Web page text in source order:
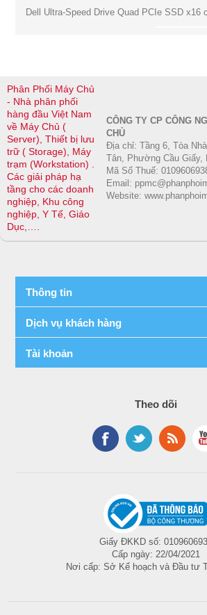
Dell Ultra-Speed Drive Quad PCIe SSD x16
Phân Phối Máy Chủ
- Nhà phân phối
hàng đầu Việt Nam
về Máy Chủ (
Server), Thiết bị lưu
trữ ( Storage), Máy
trạm (Workstation) .
Các giải pháp hạ
tầng cho các doanh
nghiệp, Khu công
nghiệp, Y Tế, Giáo
Dục,….
CÔNG TY CP CÔNG
CHỦ
Địa chỉ: Tầng 6, Tòa
Tân, Phường Cầu Giấy,
Mã Số Thuế:
Email:
Website:
Thông tin
Dịch vụ khách hàng
Tài khoản
Theo dõi
Giấy ĐKKD số:
Cấp ngày: 22/04/2021
Nơi cấp: Sở Kế hoạch và Đầu tư